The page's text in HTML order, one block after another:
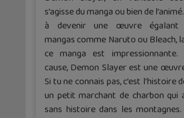
s’agisse du manga ou bien de
à devenir une œuvre égalant
mangas comme Naruto ou Bleach,
ce manga est
cause, Demon Slayer est une
Si tu ne connais pas, c’est l’histoire
un petit marchant de charbon qui
sans histoire dans les montagnes.